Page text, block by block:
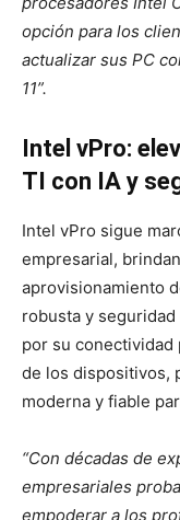
opción para los
actualizar sus PC
11”.
Intel vPro:
TI con IA y
Intel vPro sigue
empresarial,
aprovisionamiento
robusta y
por su conectividad
de los dispositivos,
moderna y fiable
“Con décadas de
empresariales
empoderar a los